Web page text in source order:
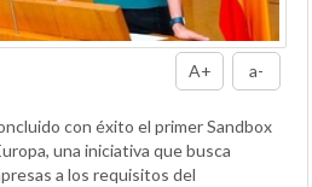
A+ a-
con éxito el primer Sandbox
una iniciativa que busca
a los requisitos del